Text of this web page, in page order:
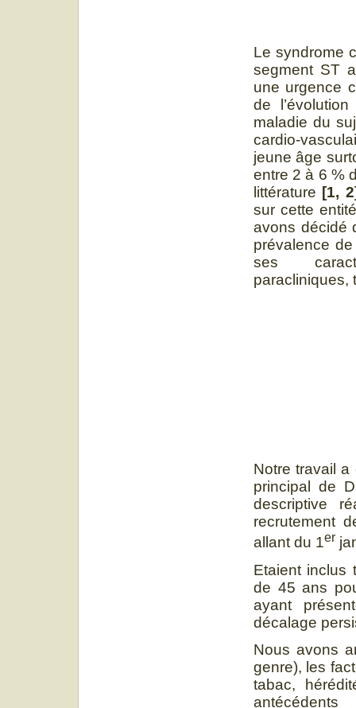
Le syndrome
segment ST
une urgence
de
maladie du
cardio-
jeune âge
entre 2 à 6 %
littérature [1,
sur cette
avons décidé
prévalence
ses
paracliniques,
Notre travail a
principal de
descriptive
recrutement
allant du 1er
Etaient inclus
de 45 ans
ayant
décalage
Nous avons
genre), les
tabac,
antécédents